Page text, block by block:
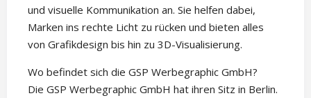
und visuelle Kommunikation an. Sie helfen dabei,
Marken ins rechte Licht zu rücken und bieten alles
von Grafikdesign bis hin zu 3D-Visualisierung.
Wo befindet sich die GSP Werbegraphic GmbH?
Die GSP Werbegraphic GmbH hat ihren Sitz in Berlin.